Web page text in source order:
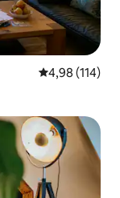
Średnia
4,98 (114)